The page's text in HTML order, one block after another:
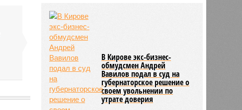
В Кирове экс-бизнес-
обмудсмен Андрей
Вавилов подал в суд на
губернаторское решение о
своем увольнении по
утрате доверия